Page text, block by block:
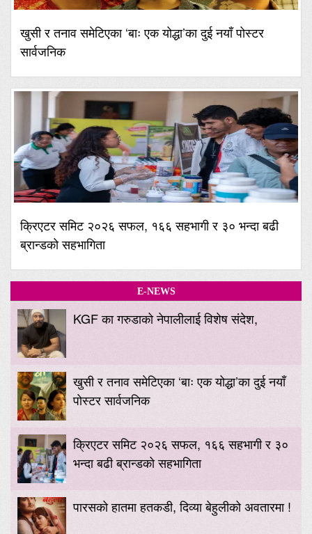
खुसी र तनाव समेटिएका ‘बाः एक योद्धा’का दुई नयाँ पोस्टर
सार्वजनिक
क्रिएटर समिट २०२६ सफल, १६६ सहभागी र ३० भन्दा बढी
ब्रान्डको सहभागिता
E-NEWS
KGF का गरुडाको नेपालीलाई विशेष संदेश,
खुसी र तनाव समेटिएका ‘बाः एक योद्धा’का दुई नयाँ
पोस्टर सार्वजनिक
क्रिएटर समिट २०२६ सफल, १६६ सहभागी र ३०
भन्दा बढी ब्रान्डको सहभागिता
पारसको हातमा हतकडी, दिव्या बेहुलीको अवतारमा !